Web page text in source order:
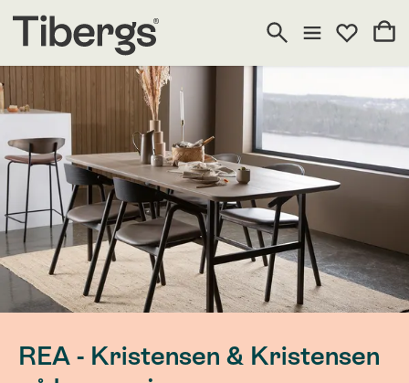
REA - Kristensen & Kristensen